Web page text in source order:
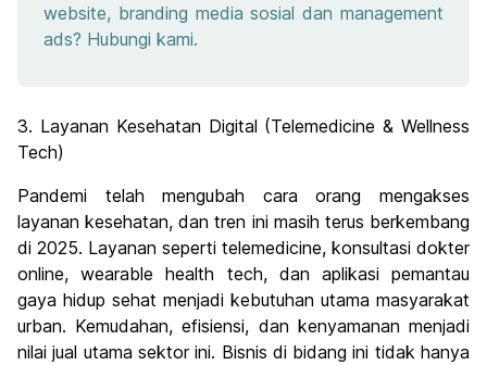
website, branding media sosial dan management
ads? Hubungi kami.
3. Layanan Kesehatan Digital (Telemedicine & Wellness
Tech)
Pandemi telah mengubah cara orang mengakses
layanan kesehatan, dan tren ini masih terus berkembang
di 2025. Layanan seperti telemedicine, konsultasi dokter
online, wearable health tech, dan aplikasi pemantau
gaya hidup sehat menjadi kebutuhan utama masyarakat
urban. Kemudahan, efisiensi, dan kenyamanan menjadi
nilai jual utama sektor ini. Bisnis di bidang ini tidak hanya